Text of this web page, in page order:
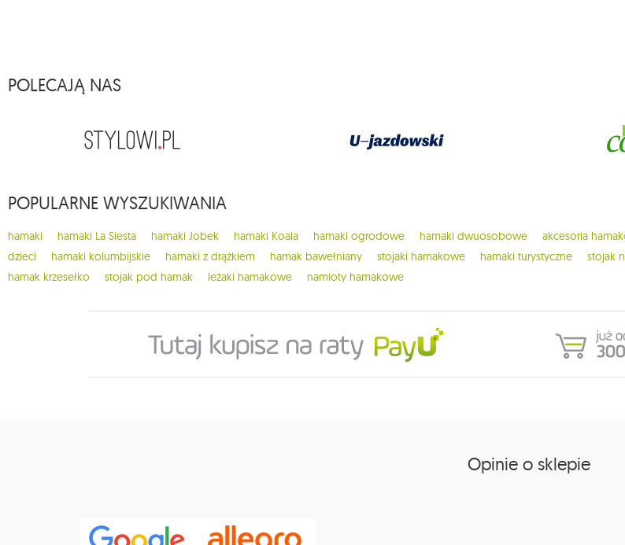
POLECAJĄ NAS
POPULARNE WYSZUKIWANIA
hamaki hamaki La Siesta hamaki Jobek hamaki Koala hamaki ogrodowe hamaki dwuosobowe akcesoria
dzieci
hamaki kolumbijskie hamaki z drążkiem hamak bawełniany stojaki hamakowe hamaki turystyczne stojak
hamak krzesełko
stojak pod hamak leżaki hamakowe namioty hamakowe
Opinie o sklepie